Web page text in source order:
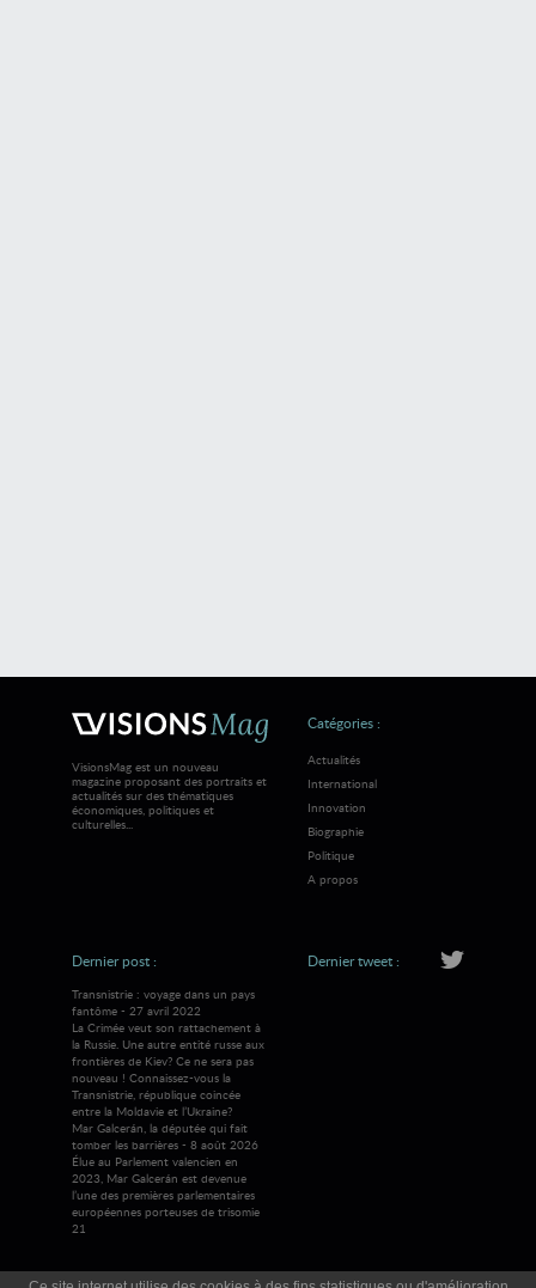
VisionsMag est un nouveau
magazine proposant des portraits et
actualités sur des thématiques
économiques, politiques et
culturelles...
Catégories :
Actualités
International
Innovation
Biographie
Politique
A propos
Dernier post :
Transnistrie : voyage dans un pays
fantôme - 27 avril 2022
La Crimée veut son rattachement à
la Russie. Une autre entité russe aux
frontières de Kiev? Ce ne sera pas
nouveau ! Connaissez-vous la
Transnistrie, république coincée
entre la Moldavie et l’Ukraine?
Mar Galcerán, la députée qui fait
tomber les barrières - 8 août 2026
Élue au Parlement valencien en
2023, Mar Galcerán est devenue
l’une des premières parlementaires
européennes porteuses de trisomie
21
Dernier tweet :